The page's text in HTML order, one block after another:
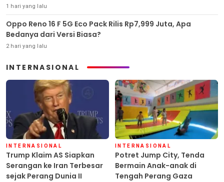
1 hari yang lalu
Oppo Reno 16 F 5G Eco Pack Rilis Rp7,999 Juta, Apa
Bedanya dari Versi Biasa?
2 hari yang lalu
INTERNASIONAL
INTERNASIONAL
Trump Klaim AS Siapkan
Serangan ke Iran Terbesar
sejak Perang Dunia II
INTERNASIONAL
Potret Jump City, Tenda
Bermain Anak-anak di
Tengah Perang Gaza